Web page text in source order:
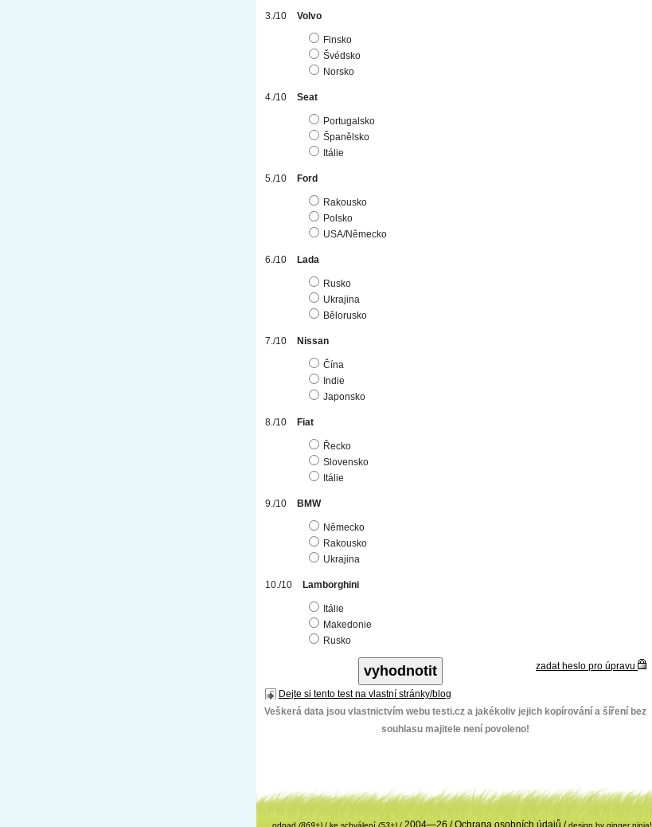
Volvo
Finsko
Švédsko
Norsko
Seat
Portugalsko
Španělsko
Itálie
Ford
Rakousko
Polsko
USA/Německo
Lada
Rusko
Ukrajina
Bělorusko
Nissan
Čína
Indie
Japonsko
Fiat
Řecko
Slovensko
Itálie
BMW
Německo
Rakousko
Ukrajina
Lamborghini
Itálie
Makedonie
Rusko
zadat heslo pro úpravu
Dejte si tento test na vlastní stránky/blog
Veškerá data jsou vlastnictvím webu testi.cz a jakékoliv jejich kopírování a šíření bez
souhlasu majitele není povoleno!
odpad (869+) / ke schválení (53+) / 2004—26 /Ochrana osobních údajů /design by ginger ninja!